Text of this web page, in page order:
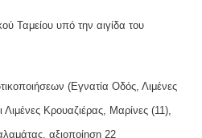
Ταμείου υπό την αιγίδα του
(Εγνατία Οδός, Λιμένες
Κρουαζιέρας, Μαρίνες (11),
αξιοποίηση 22